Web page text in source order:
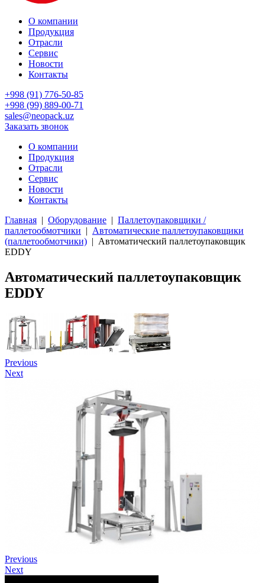
О компании
Продукция
Отрасли
Сервис
Новости
Контакты
+998 (91) 776-50-85
+998 (99) 889-00-71
sales@neopack.uz
Заказать звонок
О компании
Продукция
Отрасли
Сервис
Новости
Контакты
Главная | Оборудование | Паллетоупаковщики /
паллетообмотчики | Автоматические паллетоупаковщики
(паллетообмотчики) | Автоматический паллетоупаковщик
EDDY
Автоматический паллетоупаковщик
EDDY
Previous
Next
Previous
Next